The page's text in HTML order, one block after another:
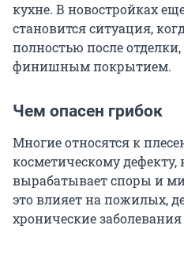
кухне. В новостройках
становится ситуация,
полностью после
финишным покрытием.
Чем опасен грибок
Многие относятся к
косметическому дефекту,
вырабатывает споры и
это влияет на пожилых,
хронические